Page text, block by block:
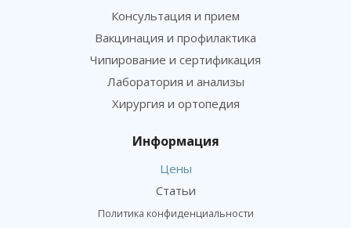
Консультация и прием
Вакцинация и профилактика
Чипирование и сертификация
Лаборатория и анализы
Хирургия и ортопедия
Информация
Цены
Статьи
Политика конфиденциальности